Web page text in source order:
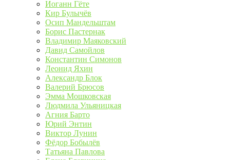
Иоганн Гёте
Кир Булычёв
Осип Мандельштам
Борис Пастернак
Владимир Маяковский
Давид Самойлов
Константин Симонов
Леонид Яхин
Александр Блок
Валерий Брюсов
Эмма Мошковская
Людмила Ульяницкая
Агния Барто
Юрий Энтин
Виктор Лунин
Фёдор Бобылёв
Татьяна Павлова